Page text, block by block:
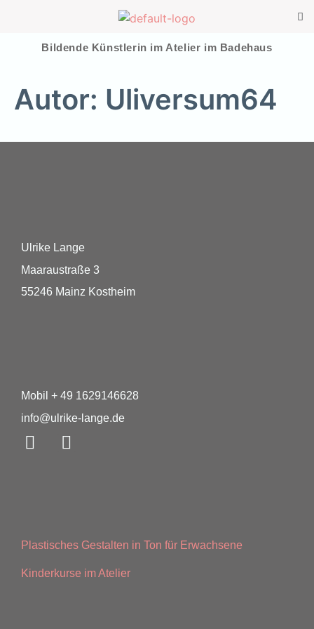
Bildende Künstlerin im Atelier im Badehaus
Autor: Uliversum64
Ulrike Lange
Maaraustraße 3
55246 Mainz Kostheim
Mobil + 49 1629146628
info@ulrike-lange.de
Plastisches Gestalten in Ton für Erwachsene
Kinderkurse im Atelier